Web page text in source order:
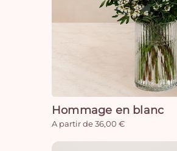
Hommage en blanc
A partir de 36,00 €